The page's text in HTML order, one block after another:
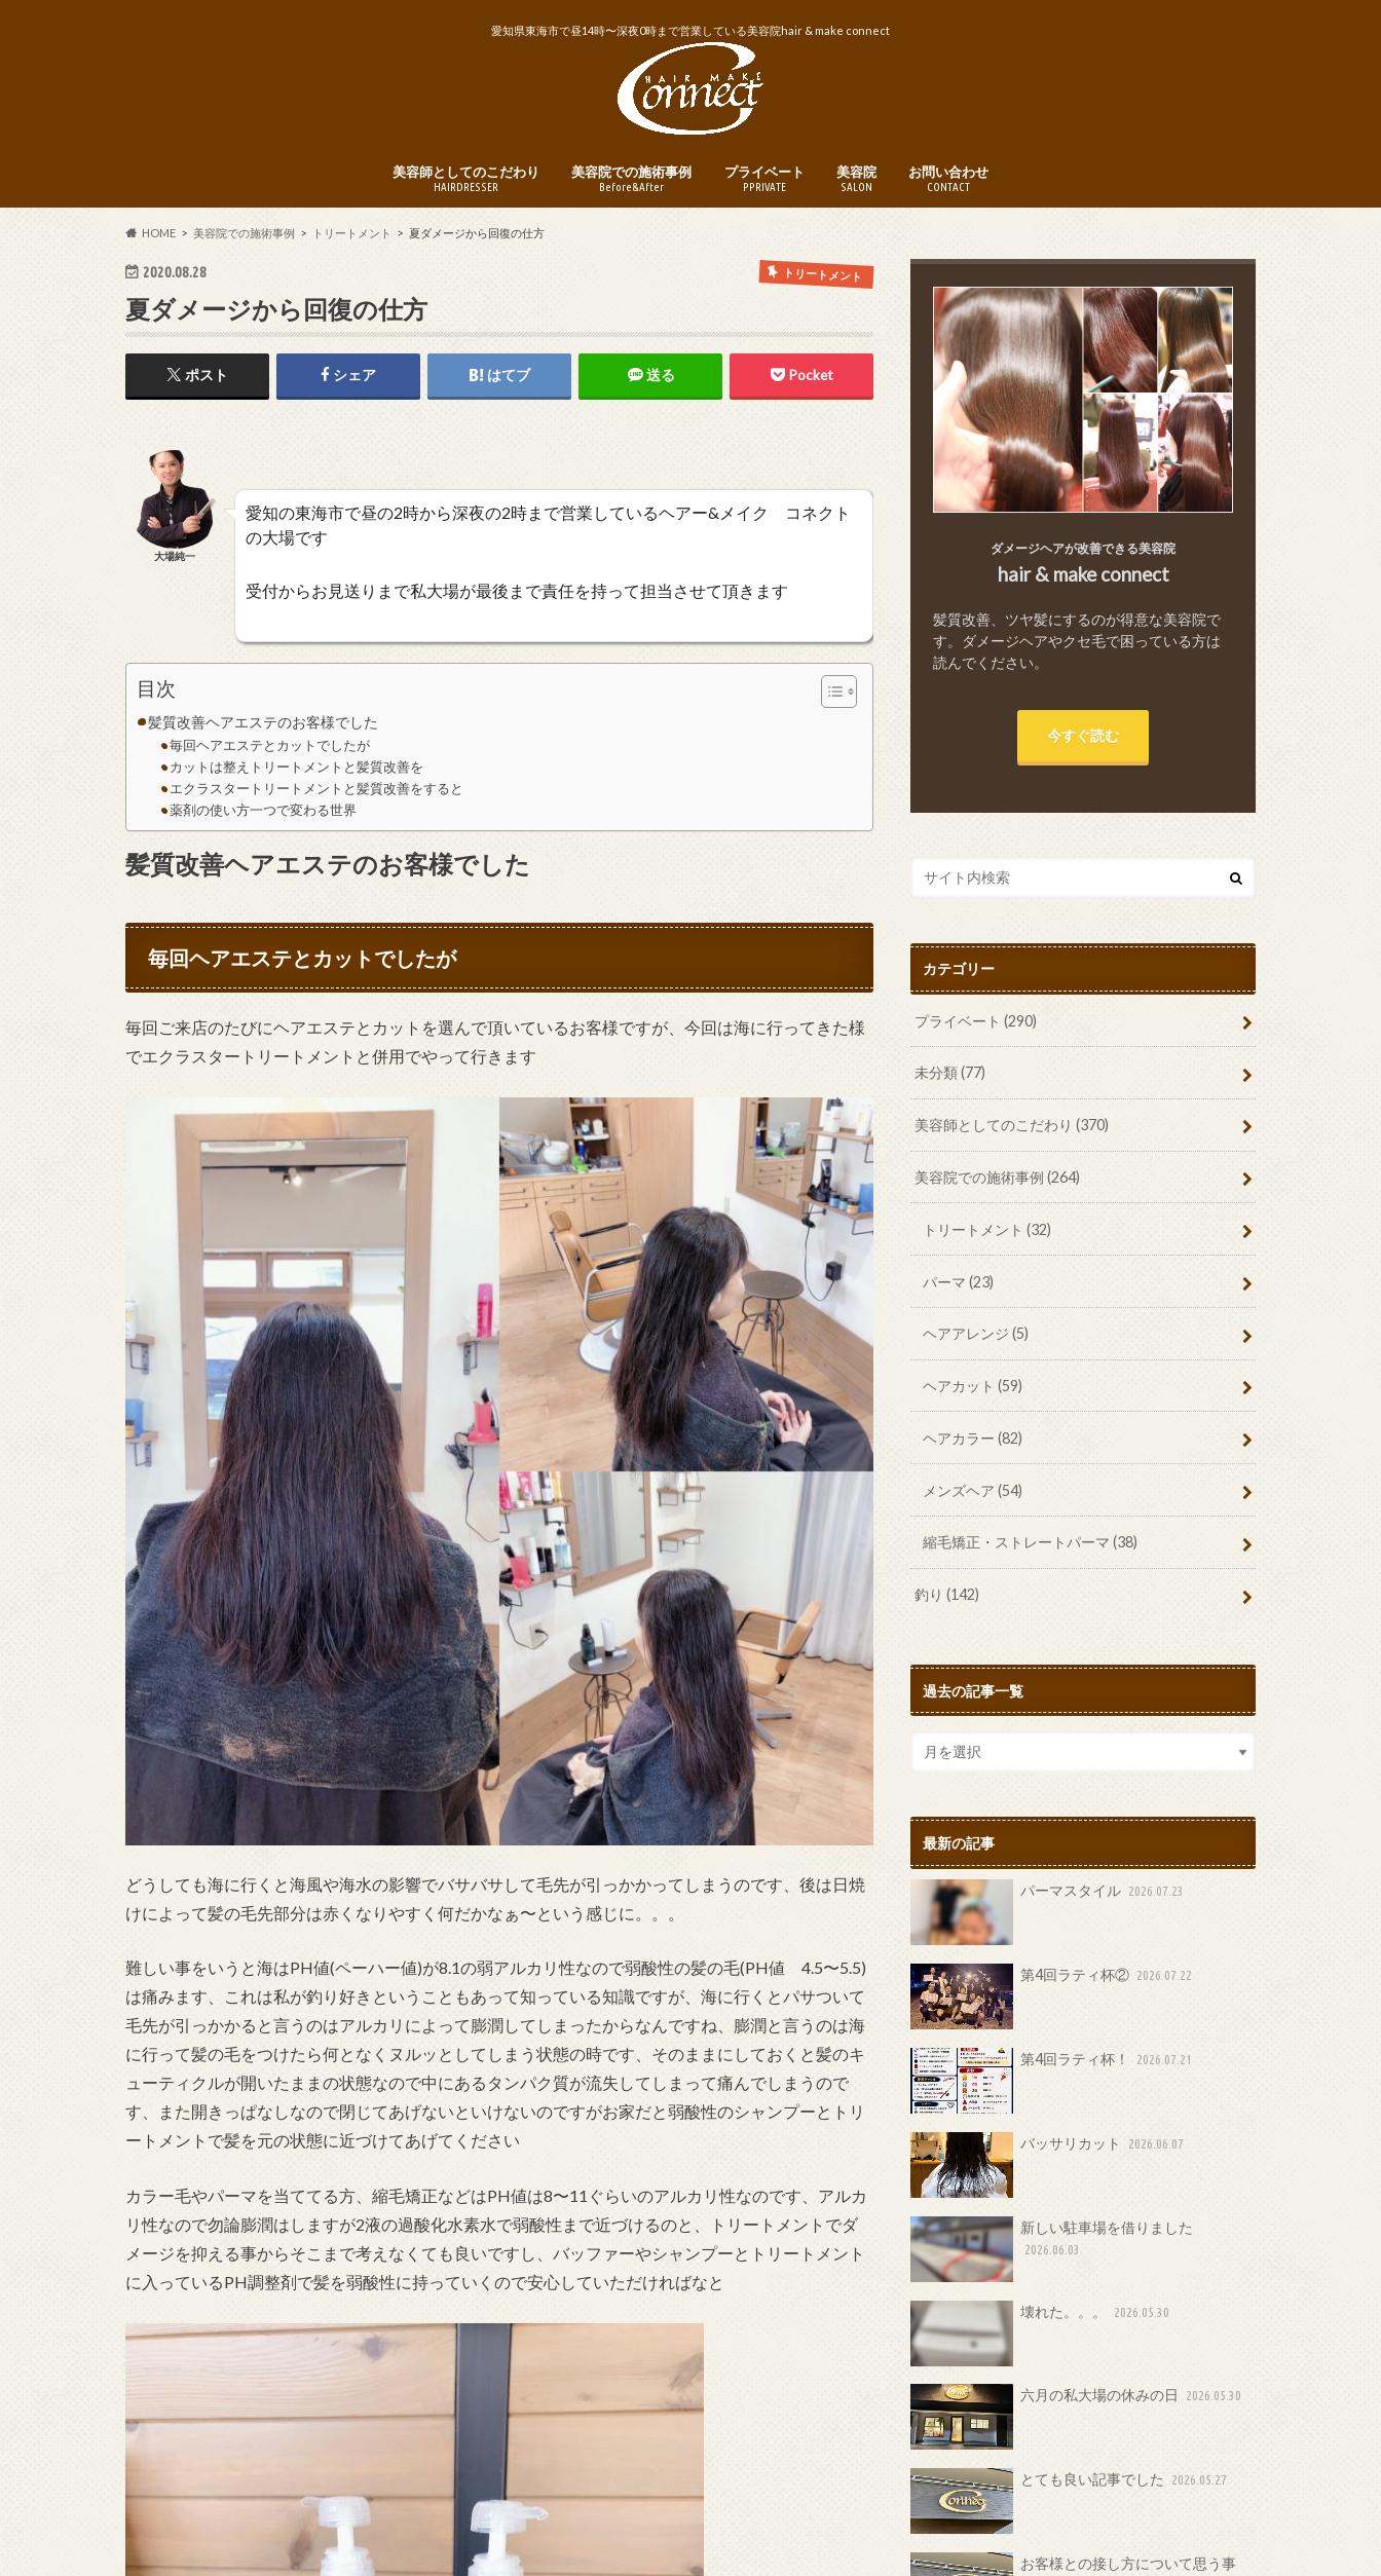
愛知県東海市で昼14時〜深夜0時まで営業している美容院hair & make connect
美容師としてのこだわり
HAIRDRESSER
美容院での施術事例
Before&After
プライベート
PPRIVATE
美容院
SALON
お問い合わせ
CONTACT
HOME 美容院での施術事例 トリートメント 夏ダメージから回復の仕方
2020.08.28 トリートメント
夏ダメージから回復の仕方
ポスト シェア はてブ 送る Pocket
大場純一
愛知の東海市で昼の2時から深夜の2時まで営業しているヘアー&メイク コネクト
の大場です
受付からお見送りまで私大場が最後まで責任を持って担当させて頂きます
目次
髪質改善ヘアエステのお客様でした
毎回ヘアエステとカットでしたが
カットは整えトリートメントと髪質改善を
エクラスタートリートメントと髪質改善をすると
薬剤の使い方一つで変わる世界
髪質改善ヘアエステのお客様でした
毎回ヘアエステとカットでしたが
毎回ご来店のたびにヘアエステとカットを選んで頂いているお客様ですが、今回は海に行ってきた様
でエクラスタートリートメントと併用でやって行きます
どうしても海に行くと海風や海水の影響でバサバサして毛先が引っかかってしまうのです、後は日焼
けによって髪の毛先部分は赤くなりやすく何だかなぁ〜という感じに。。。
難しい事をいうと海はPH値(ペーハー値)が8.1の弱アルカリ性なので弱酸性の髪の毛(PH値 4.5〜5.5)
は痛みます、これは私が釣り好きということもあって知っている知識ですが、海に行くとパサついて
毛先が引っかかると言うのはアルカリによって膨潤してしまったからなんですね、膨潤と言うのは海
に行って髪の毛をつけたら何となくヌルッとしてしまう状態の時です、そのままにしておくと髪のキ
ューティクルが開いたままの状態なので中にあるタンパク質が流失してしまって痛んでしまうので
す、また開きっぱなしなので閉じてあげないといけないのですがお家だと弱酸性のシャンプーとトリ
ートメントで髪を元の状態に近づけてあげてください
カラー毛やパーマを当ててる方、縮毛矯正などはPH値は8〜11ぐらいのアルカリ性なのです、アルカ
リ性なので勿論膨潤はしますが2液の過酸化水素水で弱酸性まで近づけるのと、トリートメントでダ
メージを抑える事からそこまで考えなくても良いですし、バッファーやシャンプーとトリートメント
に入っているPH調整剤で髪を弱酸性に持っていくので安心していただければなと
ダメージヘアが改善できる美容院
hair & make connect
髪質改善、ツヤ髪にするのが得意な美容院で
す。ダメージヘアやクセ毛で困っている方は
読んでください。
今すぐ読む
カテゴリー
プライベート(290)
未分類(77)
美容師としてのこだわり(370)
美容院での施術事例(264)
トリートメント (32)
パーマ (23)
ヘアアレンジ (5)
ヘアカット (59)
ヘアカラー (82)
メンズヘア (54)
縮毛矯正・ストレートパーマ (38)
釣り(142)
過去の記事一覧
最新の記事
パーマスタイル 2026.07.23
第4回ラティ杯② 2026.07.22
第4回ラティ杯！ 2026.07.21
バッサリカット 2026.06.07
新しい駐車場を借りました
2026.06.03
壊れた。。。 2026.05.30
六月の私大場の休みの日 2026.05.30
とても良い記事でした 2026.05.27
お客様との接し方について思う事